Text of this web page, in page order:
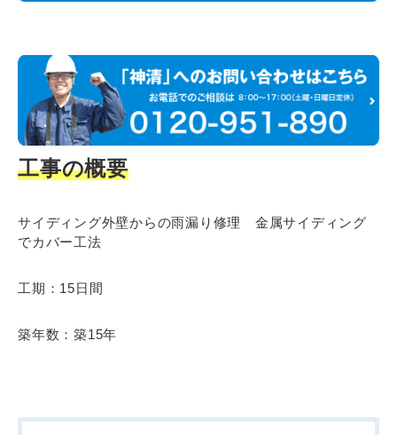
工事の概要
サイディング外壁からの雨漏り修理 金属サイディング
でカバー工法
工期：15日間
築年数：築15年